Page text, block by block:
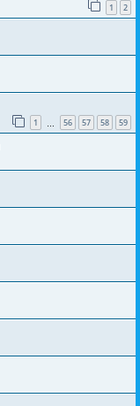
1 2
1 56 57 58 59